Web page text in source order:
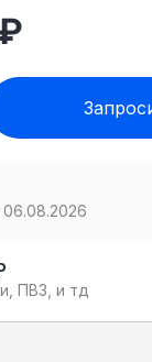
ПВЗ, и тд